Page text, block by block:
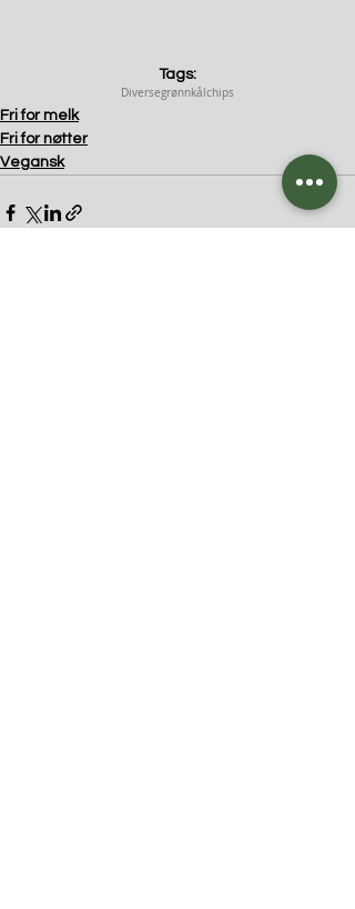
Tags:
Diversegrønnkålchips
Fri for melk
Fri for nøtter
Vegansk